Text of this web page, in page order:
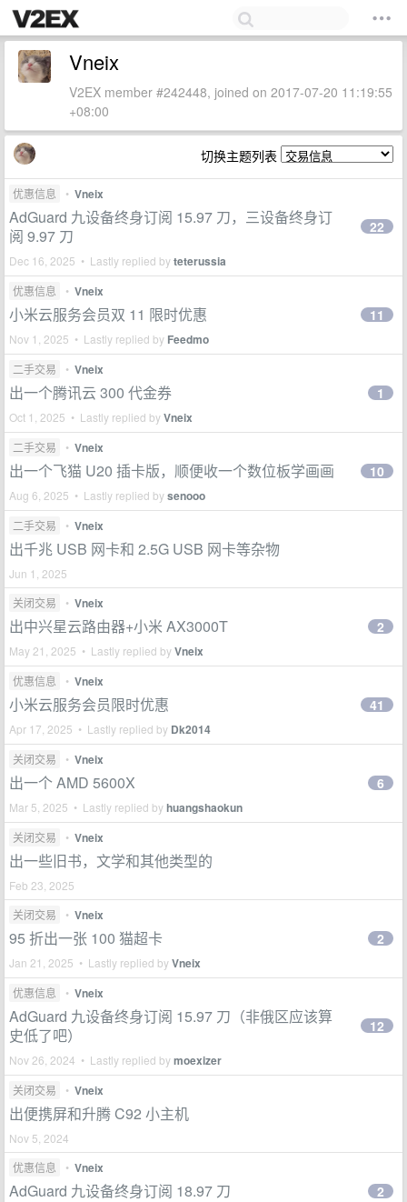
Vneix
V2EX member #242448, joined on 2017-07-20 11:19:55
+08:00
切换主题列表
优惠信息 • Vneix
AdGuard 九设备终身订阅 15.97 刀，三设备终身订
阅 9.97 刀
Dec 16, 2025 • Lastly replied byteterussia
22
优惠信息 • Vneix
小米云服务会员双 11 限时优惠
Nov 1, 2025 • Lastly replied by Feedmo
11
二手交易 • Vneix
出一个腾讯云 300 代金券
Oct 1, 2025 • Lastly replied byVneix
1
二手交易 • Vneix
出一个飞猫 U20 插卡版，顺便收一个数位板学画画
Aug 6, 2025 • Lastly replied bysenooo
10
二手交易 • Vneix
出千兆 USB 网卡和 2.5G USB 网卡等杂物
Jun 1, 2025
关闭交易
• Vneix
出中兴星云路由器+小米 AX3000T
May 21, 2025 • Lastly replied byVneix
2
优惠信息 • Vneix
小米云服务会员限时优惠
Apr 17, 2025 • Lastly replied by Dk2014
41
关闭交易 • Vneix
出一个 AMD 5600X
Mar 5, 2025 • Lastly replied byhuangshaokun
6
关闭交易 • Vneix
出一些旧书，文学和其他类型的
Feb 23, 2025
关闭交易
• Vneix
95 折出一张 100 猫超卡
Jan 21, 2025 • Lastly replied byVneix
2
优惠信息 • Vneix
AdGuard 九设备终身订阅 15.97 刀（非俄区应该算
史低了吧）
Nov 26, 2024 • Lastly replied bymoexizer
12
关闭交易 • Vneix
出便携屏和升腾 C92 小主机
Nov 5, 2024
优惠信息
• Vneix
AdGuard 九设备终身订阅 18.97 刀 2